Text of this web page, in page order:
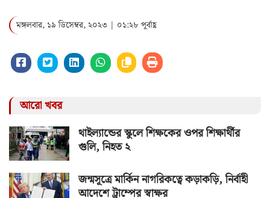
মঙ্গলবার, ১৯ ডিসেম্বর, ২০২৩ | ০১:২৮ পূর্বাহ্ণ
আরো খবর
থাইল্যান্ডের স্কুলে শিক্ষকের ওপর শিক্ষার্থীর
গুলি, নিহত ২
জন্মসূত্রে মার্কিন নাগরিকত্বে কড়াকড়ি, নির্বাহী
আদেশে ট্রাম্পের স্বাক্ষর